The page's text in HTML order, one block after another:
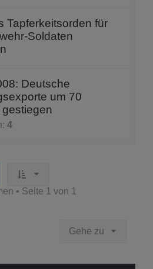
Tapferkeitsorden für
Soldaten
Deutsche
um 70
4
• Seite 1 von 1
Gehe zu